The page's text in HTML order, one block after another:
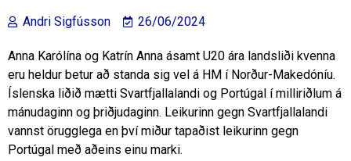
Andri Sigfússon 26/06/2024
Anna Karólína og Katrín Anna ásamt U20 ára landsliði kvenna
eru heldur betur að standa sig vel á HM í Norður-Makedóníu.
Íslenska liðið mætti Svartfjallalandi og Portúgal í milliriðlum á
mánudaginn og þriðjudaginn. Leikurinn gegn Svartfjallalandi
vannst örugglega en því miður tapaðist leikurinn gegn
Portúgal með aðeins einu marki.